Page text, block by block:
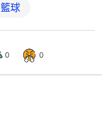
籃球
0 0